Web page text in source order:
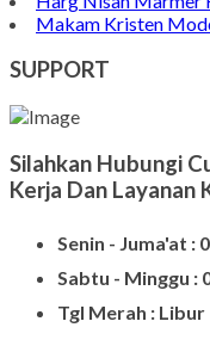
Makam Kristen
SUPPORT
Silahkan Hubungi
Kerja Dan Layanan
Senin - Juma'at :
Sabtu - Minggu :
Tgl Merah : Libur